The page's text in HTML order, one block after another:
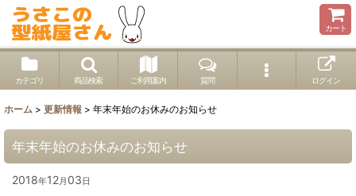
カート
カテゴリ 商品検索 ご利用案内 質問 ログイン
ホーム > 更新情報 > 年末年始のお休みのお知らせ
年末年始のお休みのお知らせ
2018年12月 03日